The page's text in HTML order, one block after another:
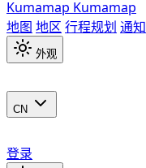
Kumamap Kumamap
地图 地区 行程规划 通知
外观
CN
登录